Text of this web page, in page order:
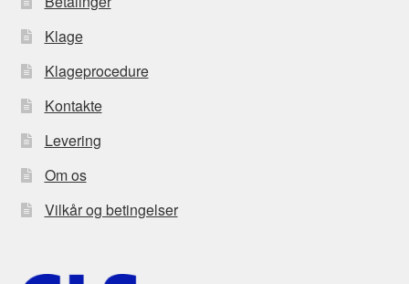
Klage
Klageprocedure
Kontakte
Levering
Om os
Vilkår og betingelser